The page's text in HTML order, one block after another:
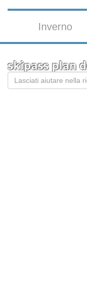
Inverno
skipass plan